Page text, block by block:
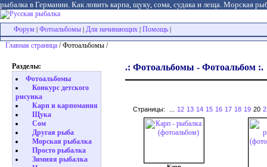
рыбалка в Германии. Как ловить карпа, щуку, сома, судака и леща. Морская
Форум Фотоальбомы Для начинающих Помощь
Главная страница / Фотоальбомы /
Разделы:
Фотоальбомы
Конкурс детского
рисунка
Карп и карпомания
Щука
Сом
Другая рыба
Морская рыбалка
Просто рыбалка
Зимняя рыбалка
.: Фотоальбомы - Фотоальбом :.
Страницы: 12 13 14 15 16 17 18 19 20